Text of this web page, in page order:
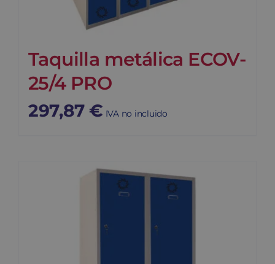
Taquilla metálica ECOV-
25/4 PRO
297,87 € IVA no incluido